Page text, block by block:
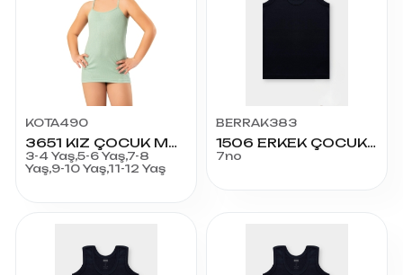
KOTA490
3651 KIZ ÇOCUK MODAL KAŞKORSE ATLET
3-4 Yaş,5-6 Yaş,7-8
Yaş,9-10 Yaş,11-12 Yaş
BERRAK383
1506 ERKEK ÇOCUK ATLET RENKLİ 7
7no